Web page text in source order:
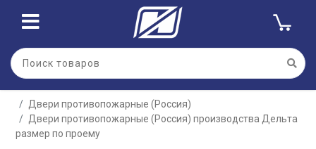
Двери противопожарные (Россия)
Двери противопожарные (Россия) производства Дельта
размер по проему
Для клиентов всех банков
Разбейте
оплатуна части